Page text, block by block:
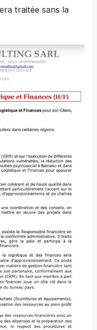
traitée sans la